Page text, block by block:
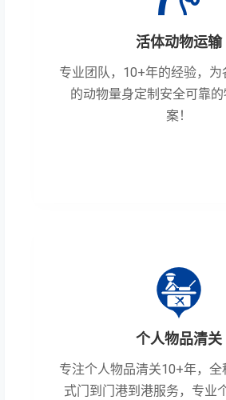
活体动物运输
专业团队，10+年的经验，
的动物量身定制安全可靠
案！
个人物品清关
专注个人物品清关10+年，
式门到门港到港服务，专业